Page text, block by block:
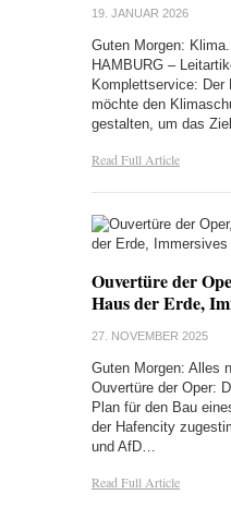
19. JANUAR 2026
Guten Morgen:
HAMBURG –
Komplettservice: Der
möchte den
gestalten, um das
Read Full Article
Ouvertüre der
Haus der Erde,
27. NOVEMBER 2025
Guten Morgen: Alles
Ouvertüre der Oper:
Plan für den Bau
der Hafencity
und AfD…
Read Full Article